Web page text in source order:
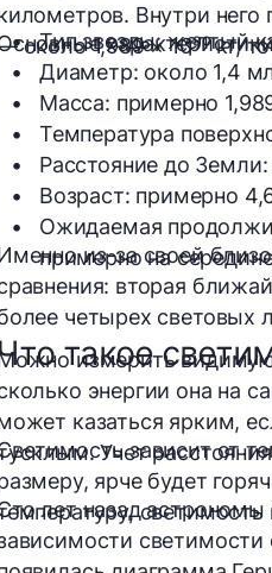
Внутри
около 1,989 × 10³⁰ кг,
Тип звезды: желтый
Диаметр: около 1,4
Масса: примерно
Температура
Расстояние до Земли:
Возраст: примерно
Ожидаемая
примерно на
из-за своей
вторая
четырех световых
такое
измерить видимую
энергии она на
казаться ярким,
Учетзависит от
ярче будет
лет назад астрономы